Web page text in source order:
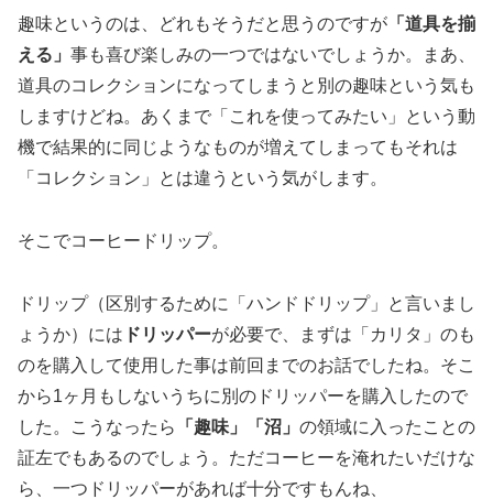
趣味というのは、どれもそうだと思うのですが 「道具を揃
える」 事も喜び楽しみの一つではないでしょうか。まあ、
道具のコレクションになってしまうと別の趣味という気も
しますけどね。あくまで「これを使ってみたい」という動
機で結果的に同じようなものが増えてしまってもそれは
「コレクション」とは違うという気がします。
そこでコーヒードリップ。
ドリップ（区別するために「ハンドドリップ」と言いまし
ょうか）には ドリッパーが必要で、まずは「カリタ」のも
のを購入して使用した事は前回までのお話でしたね。そこ
から1ヶ月もしないうちに別のドリッパーを購入したので
した。こうなったら
「趣味」「沼」 の領域に入ったことの
証左でもあるのでしょう。ただコーヒーを淹れたいだけな
ら、一つドリッパーがあれば十分ですもんね、